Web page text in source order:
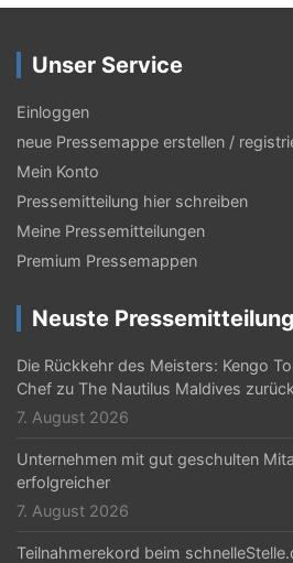
Unser Service
Einloggen
neue Pressemappe erstellen /
Mein Konto
Pressemitteilung hier schreiben
Meine Pressemitteilungen
Premium Pressemappen
Neuste
Die Rückkehr des Meisters: Kengo
Chef zu The Nautilus Maldives zurück
7. August 2026
Unternehmen mit gut geschulten
erfolgreicher
7. August 2026
Teilnahmerekord beim